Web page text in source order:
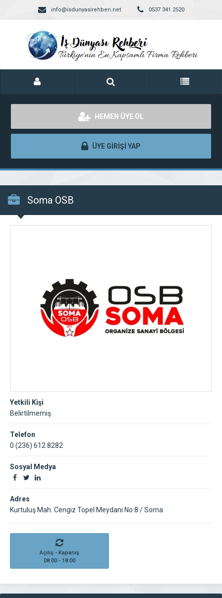
info@isdunyasirehberi.net 0537 341 2520
HEMEN ÜYE OL
ÜYE GİRİŞİ YAP
Soma OSB
Yetkili Kişi
Belirtilmemiş
Telefon
0 (236) 612 8282
Sosyal Medya
Adres
Kurtuluş Mah. Cengiz Topel Meydanı No:8 / Soma
Açılış - Kapanış
08:00 - 18:00